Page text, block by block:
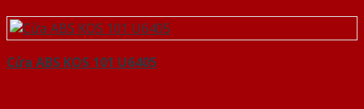
Cửa ABS KOS 101 U6405